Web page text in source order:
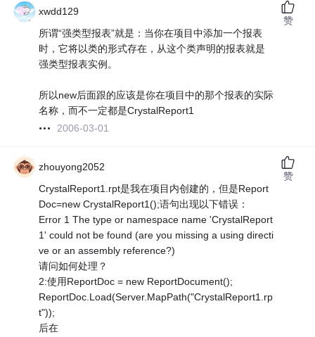
xwdd129
所谓“强类型报表”就是：当你在项目中添加一个报表
时，它将以类的形式存在，从这个类声明的报表就是
强类型报表实例。
所以new后面跟的应该是你在项目中的那个报表的实际
名称，而不一定都是CrystalReport1
2006-03-01
赞
zhouyong2052
CrystalReport1.rpt是我在项目内创建的，但是Report
Doc=new CrystalReport1();语句出现以下错误：
Error 1 The type or namespace name 'CrystalReport
1' could not be found (are you missing a using directi
ve or an assembly reference?)
请问如何处理？
2:使用ReportDoc = new ReportDocument();
ReportDoc.Load(Server.MapPath("CrystalReport1.rp
t"));
后在
赞